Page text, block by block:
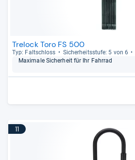
Trelock Toro FS 500
Typ: Falt­schloss Sicher­heits­stufe: 5 von 6
Maxi­male Sicher­heit für Ihr Fahr­rad
11